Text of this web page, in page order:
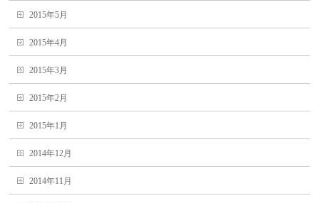
2015年5月
2015年4月
2015年3月
2015年2月
2015年1月
2014年12月
2014年11月